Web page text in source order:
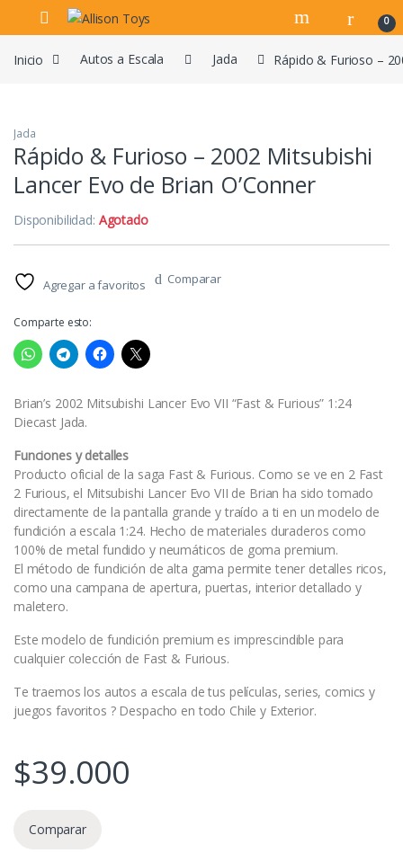
Navegar
Ir al contenido
0
Inicio Autos a Escala Jada Rápido & Furioso –
Jada
Rápido & Furioso – 2002 Mitsubishi
Lancer Evo de Brian O’Conner
Disponibilidad: Agotado
Agregar a favoritos Comparar
Comparte esto:
Brian’s 2002 Mitsubishi Lancer Evo VII “Fast & Furious” 1:24
Diecast Jada.
Funciones y detalles
Producto oficial de la saga Fast & Furious. Como se ve en 2 Fast
2 Furious, el Mitsubishi Lancer Evo VII de Brian ha sido tomado
directamente de la pantalla grande y traído a ti en un modelo de
fundición a escala 1:24. Hecho de materiales duraderos como
100% de metal fundido y neumáticos de goma premium.
El método de fundición de alta gama permite tener detalles ricos,
como una campana de apertura, puertas, interior detallado y
maletero.
Este modelo de fundición premium es imprescindible para
cualquier colección de Fast & Furious.
Te traemos los autos a escala de tus películas, series, comics y
juegos favoritos ? Despacho en todo Chile y Exterior.
$39.000
Comparar